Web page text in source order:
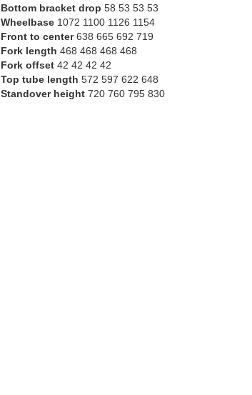
Bottom bracket drop 58 53 53 53
Wheelbase1072 1100 1126 1154
Front to center638 665 692 719
Fork length 468 468 468 468
Fork offset42 42 42 42
Top tube length 572 597 622 648
Standover height720 760 795 830